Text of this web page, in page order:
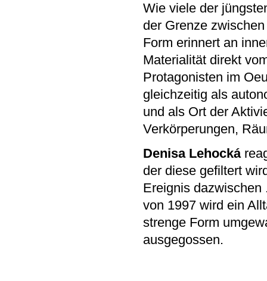
Wie viele der
der Grenze
Form erinnert an
Materialität direkt
Protagonisten im
gleichzeitig als
und als Ort der
Verkörperungen,
Denisa Lehocká
der diese gefiltert
Ereignis
von 1997 wird ein
strenge Form
ausgegossen.